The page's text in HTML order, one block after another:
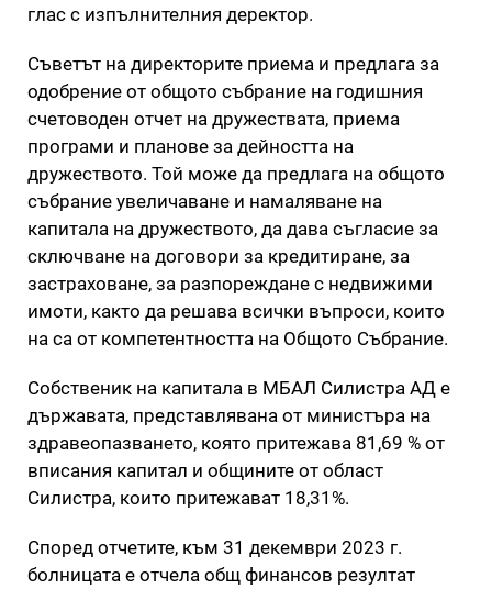
глас с изпълнителния деректор.
Съветът на директорите приема и предлага за
одобрение от общото събрание на годишния
счетоводен отчет на дружествата, приема
програми и планове за дейността на
дружеството. Той може да предлага на общото
събрание увеличаване и намаляване на
капитала на дружеството, да дава съгласие за
сключване на договори за кредитиране, за
застраховане, за разпореждане с недвижими
имоти, както да решава всички въпроси, които
на са от компетентността на Общото Събрание.
Собственик на капитала в МБАЛ Силистра АД е
държавата, представлявана от министъра на
здравеопазването, която притежава 81,69 % от
вписания капитал и общините от област
Силистра, които притежават 18,31%.
Според отчетите, към 31 декември 2023 г.
болницата е отчела общ финансов резултат